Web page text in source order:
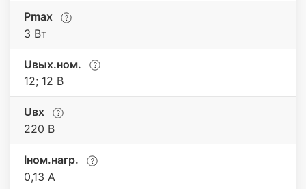
Pmax
3 Вт
Uвых.ном.
12; 12 В
Uвх
220 В
Iном.нагр.
0,13 А